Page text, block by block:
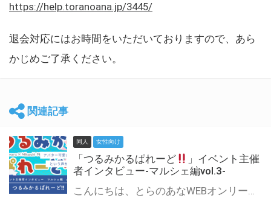
https://help.toranoana.jp/3445/
退会対応にはお時間をいただいておりますので、あら
かじめご了承ください。
関連記事
同人 女性向け
「つるみかるぱれーど
」イベント主催
者インタビュー-マルシェ編vol.3-
こんにちは、とらのあなWEBオンリー運営スタッフです。 新たにお届けする、イベント主催者インタビュー-マルシェ編-は、 とらのあなWEBオンリー「マルシェ」をご利用した主催様に 「マルシェ」を使って開催した感想や心がけをお聞きする企画です。 今回は、WEBオンリー初開催「つるみかるぱれーど